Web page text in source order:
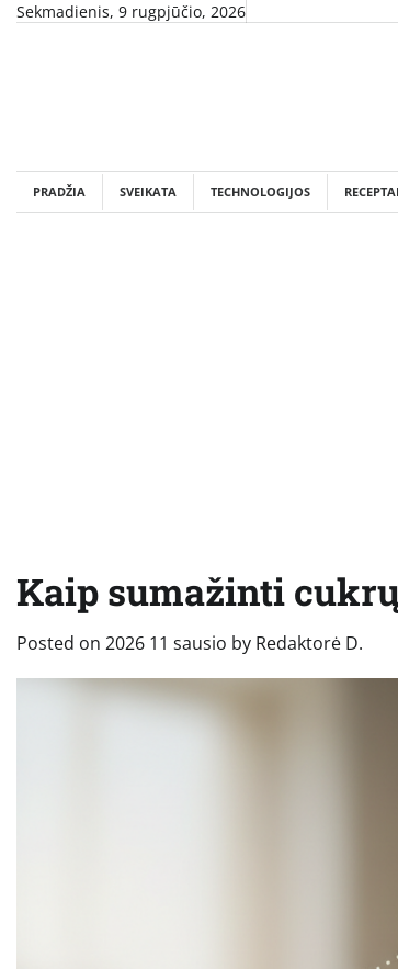
SkipSekmadienis, 9 rugpjūčio, 2026
PRADŽIA SVEIKATA TECHNOLOGIJOS RECEPTAI
Kaip sumažinti
Posted on 2026 11 sausio by Redaktorė D.